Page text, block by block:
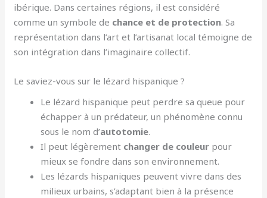
ibérique. Dans certaines régions, il est considéré
comme un symbole de chance et de protection. Sa
représentation dans l’art et l’artisanat local témoigne de
son intégration dans l’imaginaire collectif.
Le saviez-vous sur le lézard hispanique ?
Le lézard hispanique peut perdre sa queue pour
échapper à un prédateur, un phénomène connu
sous le nom d’autotomie.
Il peut légèrement changer de couleur pour
mieux se fondre dans son environnement.
Les lézards hispaniques peuvent vivre dans des
milieux urbains, s’adaptant bien à la présence